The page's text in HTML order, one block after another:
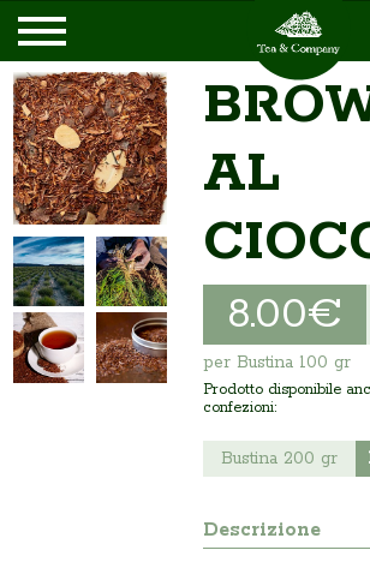
AL
8.00€
per Bustina 100 gr
Prodotto disponibile
confezioni:
Bustina 200 gr
Descrizione